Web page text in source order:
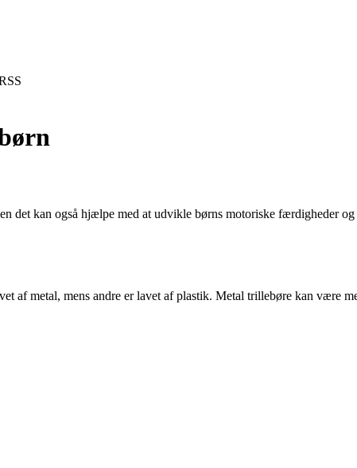
det kan også hjælpe med at udvikle børns motoriske færdigheder
metal, mens andre er lavet af plastik. Metal trillebøre kan være